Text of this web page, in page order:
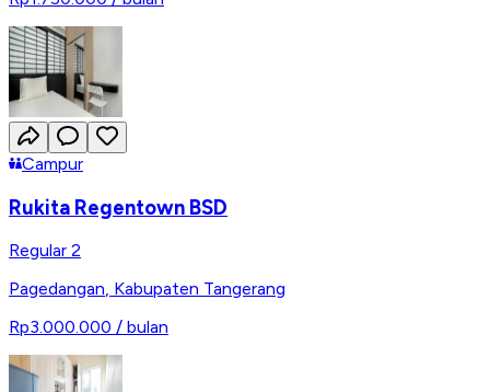
Campur
Rukita Regentown BSD
Regular 2
Pagedangan, Kabupaten Tangerang
Rp3.000.000 / bulan